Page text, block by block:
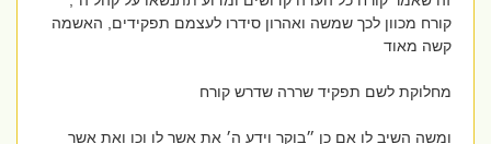
קורח מכוון לכך שמשה ואהרון סידרו לעצמם תפקידים, האשמה
קשה מאוד
מחלוקת לשם תפקיד שררה שדרש קורח
ומשה השיב לו אם כן ״בוקר וידע ה׳ את אשר לו וכו ואת אשר